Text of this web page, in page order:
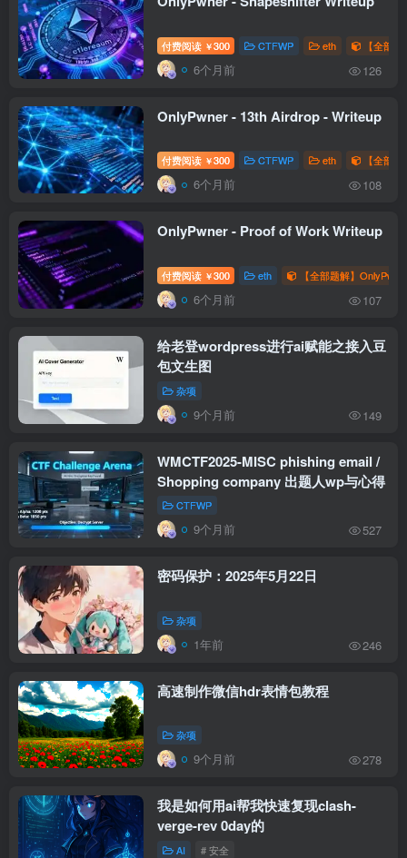
付费阅读 ￥300 CTFWP eth 【全部
6个月前 126
OnlyPwner - 13th Airdrop - Writeup
付费阅读 ￥300 CTFWP eth 【全部
6个月前 108
OnlyPwner - Proof of Work Writeup
付费阅读 ￥300 eth 【全部题解】
6个月前 107
给老登wordpress进行ai赋能之接入豆
包文生图
杂项
9个月前 149
WMCTF2025-MISC phishing email /
Shopping company 出题人wp与心得
CTFWP
9个月前 527
密码保护：2025年5月22日
杂项
1年前 246
高速制作微信hdr表情包教程
杂项
9个月前 278
我是如何用ai帮我快速复现clash-
verge-rev 0day的
AI # 安全